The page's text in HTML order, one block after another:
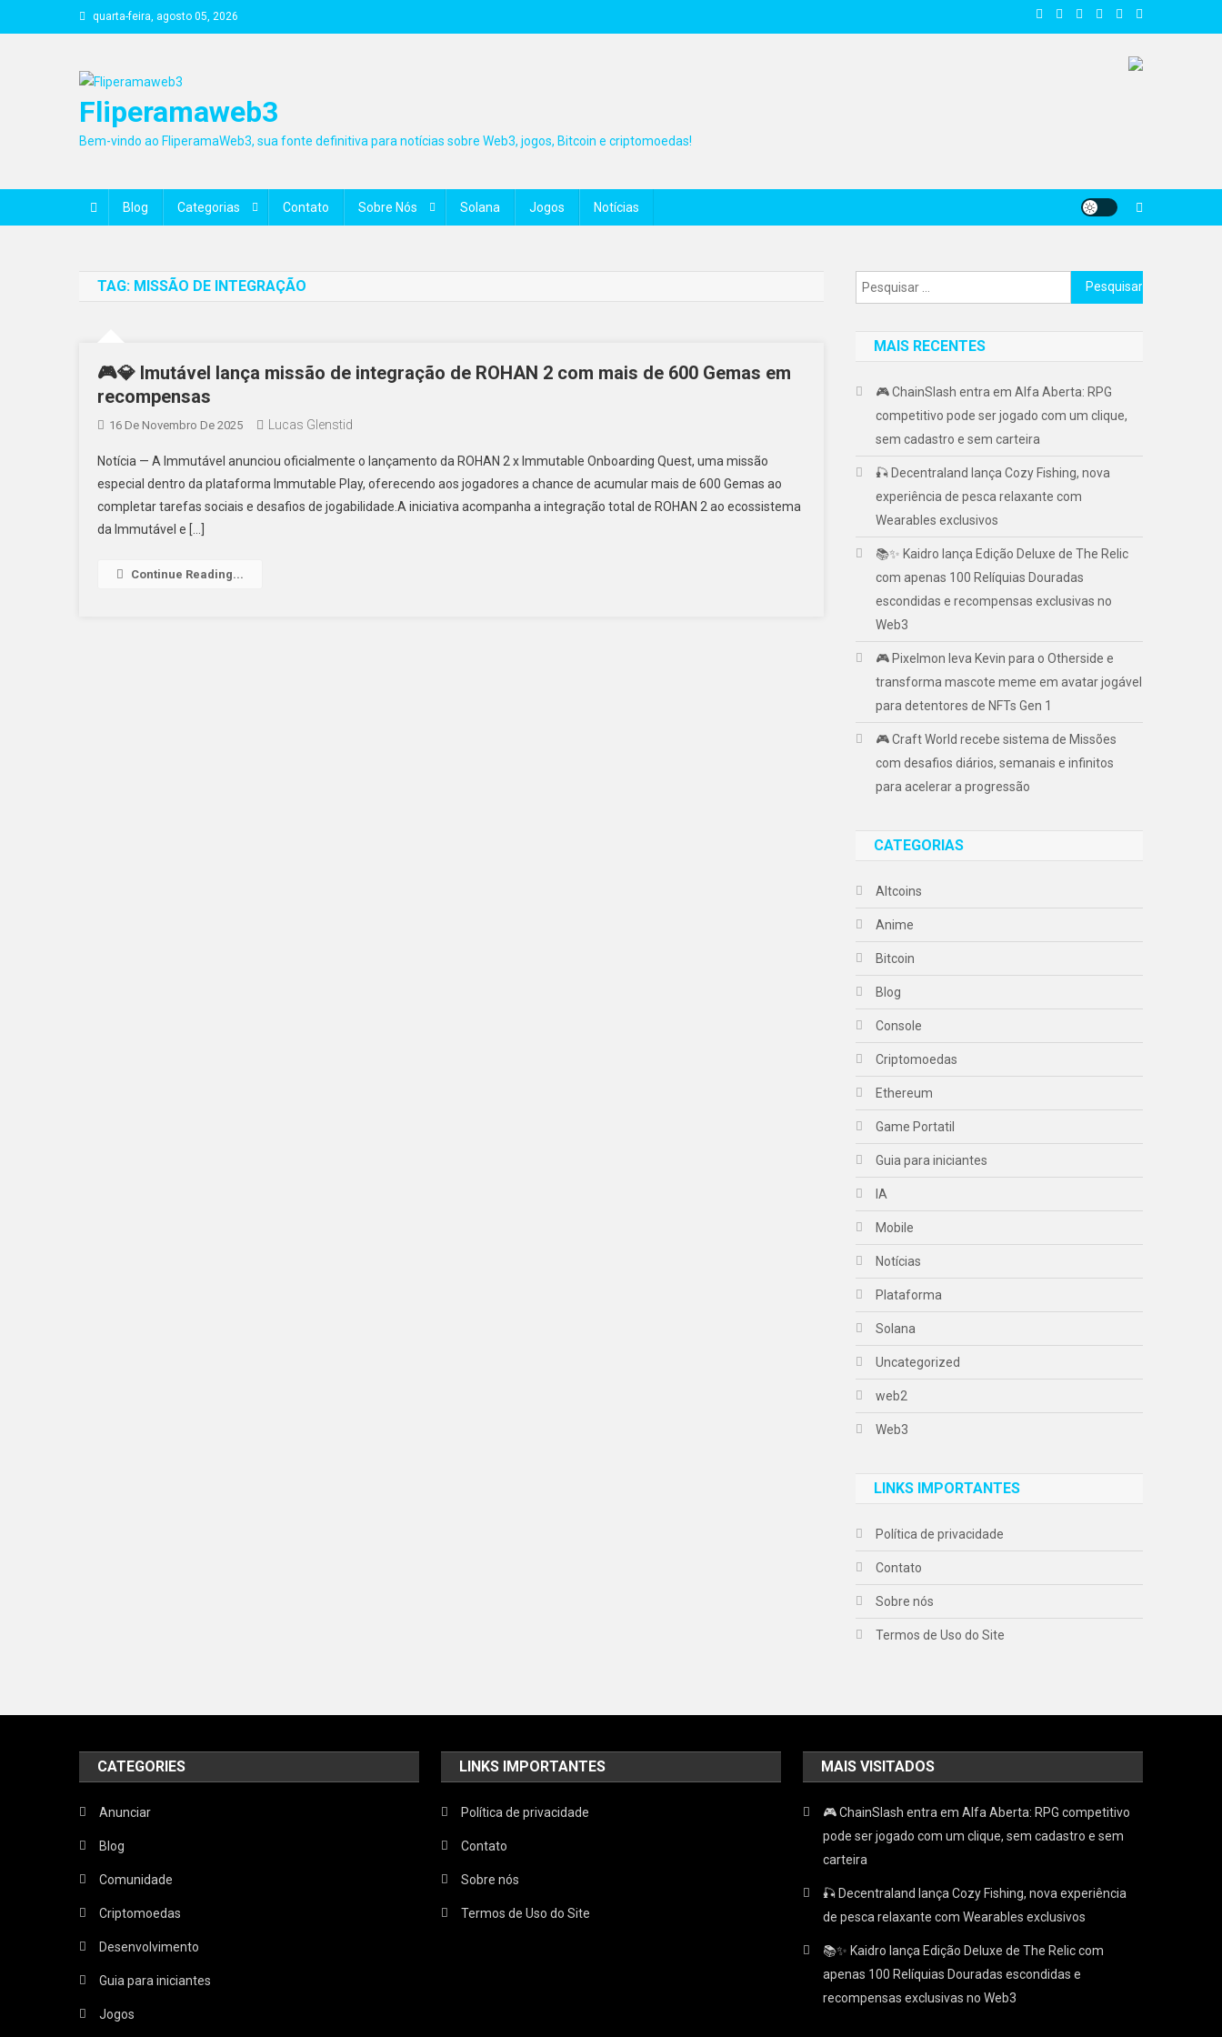
to
quarta-feira, agosto 05, 2026
Fliperamaweb3
Bem-vindo ao FliperamaWeb3, sua fonte definitiva para notícias sobre Web3, jogos, Bitcoin e criptomoedas!
Blog Categorias Contato Sobre Nós Solana Jogos Notícias
TAG: MISSÃO DE INTEGRAÇÃO
🎮💎 Imutável lança missão de integração de ROHAN 2 com mais de 600 Gemas em
recompensas
16 De Novembro De 2025 Lucas Glenstid
Notícia — A Immutável anunciou oficialmente o lançamento da ROHAN 2 x Immutable Onboarding Quest, uma missão
especial dentro da plataforma Immutable Play, oferecendo aos jogadores a chance de acumular mais de 600 Gemas ao
completar tarefas sociais e desafios de jogabilidade.A iniciativa acompanha a integração total de ROHAN 2 ao ecossistema
da Immutável e […]
Continue Reading...
Pesquisar
por:
MAIS RECENTES
🎮 ChainSlash entra em Alfa Aberta: RPG
competitivo pode ser jogado com um clique,
sem cadastro e sem carteira
🎣 Decentraland lança Cozy Fishing, nova
experiência de pesca relaxante com
Wearables exclusivos
📚✨ Kaidro lança Edição Deluxe de The Relic
com apenas 100 Relíquias Douradas
escondidas e recompensas exclusivas no
Web3
🎮 Pixelmon leva Kevin para o Otherside e
transforma mascote meme em avatar jogável
para detentores de NFTs Gen 1
🎮 Craft World recebe sistema de Missões
com desafios diários, semanais e infinitos
para acelerar a progressão
CATEGORIAS
Altcoins
Anime
Bitcoin
Blog
Console
Criptomoedas
Ethereum
Game Portatil
Guia para iniciantes
IA
Mobile
Notícias
Plataforma
Solana
Uncategorized
web2
Web3
LINKS IMPORTANTES
Política de privacidade
Contato
Sobre nós
Termos de Uso do Site
CATEGORIES
Anunciar
Blog
Comunidade
Criptomoedas
Desenvolvimento
Guia para iniciantes
Jogos
LINKS IMPORTANTES
Política de privacidade
Contato
Sobre nós
Termos de Uso do Site
MAIS VISITADOS
🎮 ChainSlash entra em Alfa Aberta: RPG competitivo
pode ser jogado com um clique, sem cadastro e sem
carteira
🎣 Decentraland lança Cozy Fishing, nova experiência
de pesca relaxante com Wearables exclusivos
📚✨ Kaidro lança Edição Deluxe de The Relic com
apenas 100 Relíquias Douradas escondidas e
recompensas exclusivas no Web3